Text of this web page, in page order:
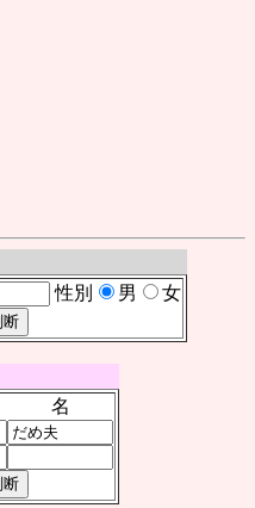
性別 男 女
名